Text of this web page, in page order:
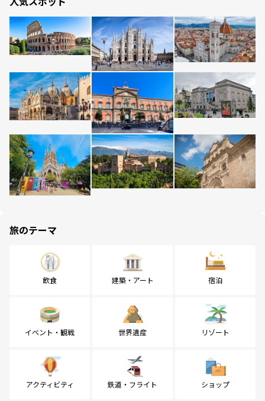
旅のテーマ
飲食 建築・アート 宿泊
イベント・観戦 世界遺産 リゾート
アクティビティ 鉄道・フライト ショップ